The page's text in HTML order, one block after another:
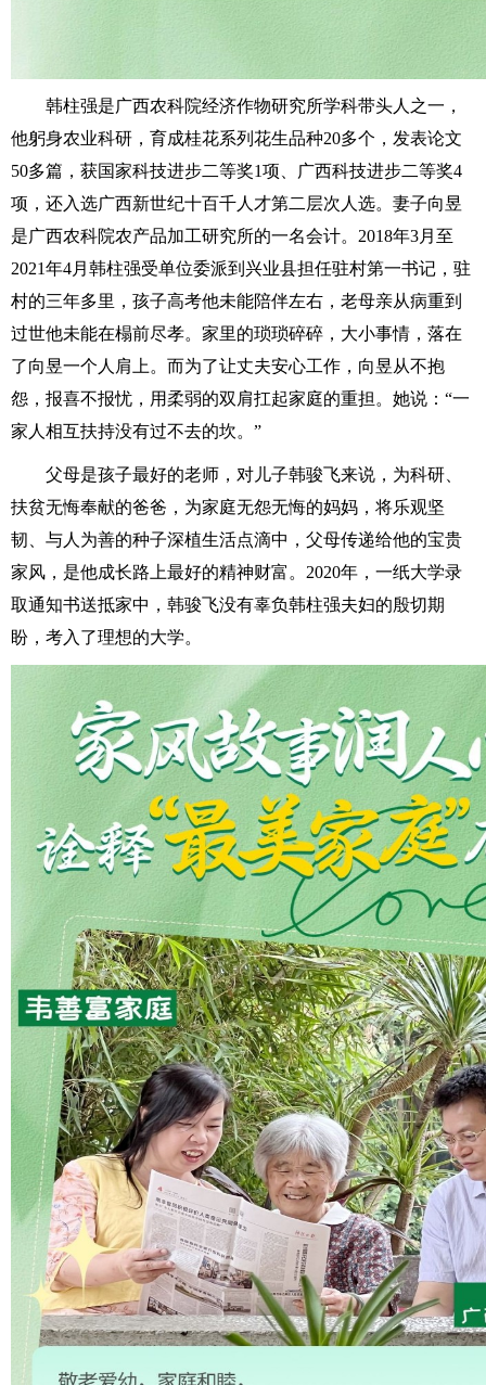
韩柱强是广西农科院经济作物研究所学科带头人之一，
他躬身农业科研，育成桂花系列花生品种20多个，发表论文
50多篇，获国家科技进步二等奖1项、广西科技进步二等奖4
项，还入选广西新世纪十百千人才第二层次人选。妻子向昱
是广西农科院农产品加工研究所的一名会计。2018年3月至
2021年4月韩柱强受单位委派到兴业县担任驻村第一书记，驻
村的三年多里，孩子高考他未能陪伴左右，老母亲从病重到
过世他未能在榻前尽孝。家里的琐琐碎碎，大小事情，落在
了向昱一个人肩上。而为了让丈夫安心工作，向昱从不抱
怨，报喜不报忧，用柔弱的双肩扛起家庭的重担。她说：“一
家人相互扶持没有过不去的坎。”
父母是孩子最好的老师，对儿子韩骏飞来说，为科研、
扶贫无悔奉献的爸爸，为家庭无怨无悔的妈妈，将乐观坚
韧、与人为善的种子深植生活点滴中，父母传递给他的宝贵
家风，是他成长路上最好的精神财富。2020年，一纸大学录
取通知书送抵家中，韩骏飞没有辜负韩柱强夫妇的殷切期
盼，考入了理想的大学。